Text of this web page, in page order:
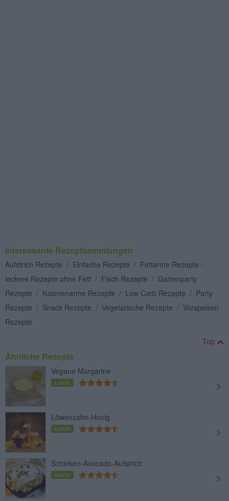
Interessante Rezeptsammlungen
Aufstrich Rezepte / Einfache Rezepte / Fettarme Rezepte -
leckere Rezepte ohne Fett / Fisch Rezepte / Gartenparty
Rezepte / Kalorienarme Rezepte / Low Carb Rezepte / Party
Rezepte / Snack Rezepte / Vegetarische Rezepte / Vorspeisen
Rezepte
Top
Ähnliche Rezepte
Vegane Margarine
Leicht
Löwenzahn-Honig
Leicht
Schinken-Avocado-Aufstrich
Leicht